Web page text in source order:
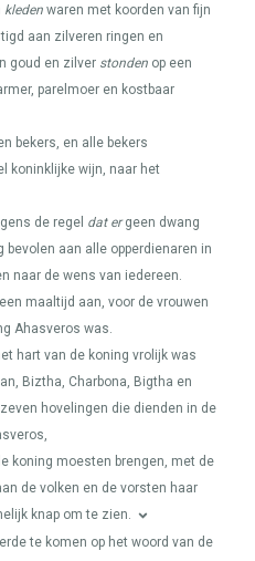
kleden waren met koorden van fijn
aan zilveren ringen en
goud en zilver stonden op een
parelmoer en kostbaar
bekers, en alle bekers
koninklijke wijn, naar het
de regel dat ergeen dwang
aan alle opperdienaren in
naar de wens van iedereen.
maaltijd aan, voor de vrouwen
Ahasveros was.
hart van de koning vrolijk was
Biztha, Charbona, Bigtha en
hovelingen die dienden in de
koning moesten brengen, met de
de volken en de vorsten haar
knap om te zien.
te komen op het woord van de